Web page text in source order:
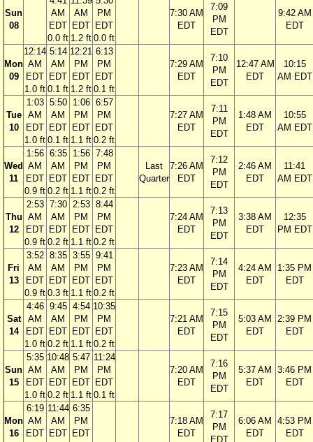
Sun
08
AM
EDT
0.0 ft
AM
EDT
1.2 ft
PM
EDT
0.0 ft
7:30 AM
EDT
7:09
PM
EDT
9:42 AM
EDT
Mon
09
12:14
AM
EDT
1.0 ft
5:14
AM
EDT
0.1 ft
12:21
PM
EDT
1.2 ft
6:13
PM
EDT
0.1 ft
7:29 AM
EDT
7:10
PM
EDT
12:47 AM
EDT
10:15
AM EDT
Tue
10
1:03
AM
EDT
1.0 ft
5:50
AM
EDT
0.1 ft
1:06
PM
EDT
1.1 ft
6:57
PM
EDT
0.2 ft
7:27 AM
EDT
7:11
PM
EDT
1:48 AM
EDT
10:55
AM EDT
Wed
11
1:56
AM
EDT
0.9 ft
6:35
AM
EDT
0.2 ft
1:56
PM
EDT
1.1 ft
7:48
PM
EDT
0.2 ft
Last
Quarter
7:26 AM
EDT
7:12
PM
EDT
2:46 AM
EDT
11:41
AM EDT
Thu
12
2:53
AM
EDT
0.9 ft
7:30
AM
EDT
0.2 ft
2:53
PM
EDT
1.1 ft
8:44
PM
EDT
0.2 ft
7:24 AM
EDT
7:13
PM
EDT
3:38 AM
EDT
12:35
PM EDT
Fri
13
3:52
AM
EDT
0.9 ft
8:35
AM
EDT
0.3 ft
3:55
PM
EDT
1.1 ft
9:41
PM
EDT
0.2 ft
7:23 AM
EDT
7:14
PM
EDT
4:24 AM
EDT
1:35 PM
EDT
Sat
14
4:46
AM
EDT
1.0 ft
9:45
AM
EDT
0.2 ft
4:54
PM
EDT
1.1 ft
10:35
PM
EDT
0.2 ft
7:21 AM
EDT
7:15
PM
EDT
5:03 AM
EDT
2:39 PM
EDT
Sun
15
5:35
AM
EDT
1.0 ft
10:48
AM
EDT
0.2 ft
5:47
PM
EDT
1.1 ft
11:24
PM
EDT
0.1 ft
7:20 AM
EDT
7:16
PM
EDT
5:37 AM
EDT
3:46 PM
EDT
Mon
16
6:19
AM
EDT
11:44
AM
EDT
6:35
PM
EDT
7:18 AM
EDT
7:17
PM
EDT
6:06 AM
EDT
4:53 PM
EDT